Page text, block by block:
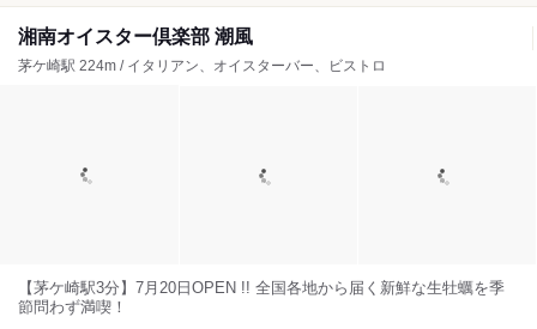
湘南オイスター倶楽部 潮風
茅ケ崎駅 224m / イタリアン、オイスターバー、ビストロ
【茅ケ崎駅3分】7月20日OPEN !! 全国各地から届く新鮮な生牡蠣を季
節問わず満喫！